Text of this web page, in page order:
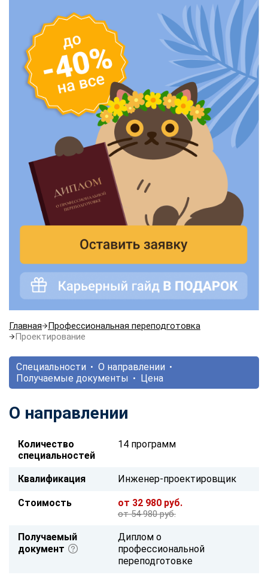
Главная
Профессиональная переподготовка
Проектирование
Специальности
О направлении
Получаемые документы
Цена
О направлении
Количество
специальностей
14 программ
Квалификация Инженер-проектировщик
Стоимость от 32 980 руб.
от 54 980 руб.
Получаемый
документ
Диплом о
профессиональной
переподготовке